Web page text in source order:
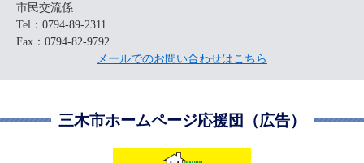
市民交流係
Tel：0794-89-2311
Fax：0794-82-9792
メールでのお問い合わせはこちら
三木市ホームページ応援団（広告）